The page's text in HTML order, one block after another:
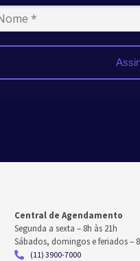
Central de Agendamento
Segunda a sexta – 8h às 21h
Sábados, domingos e feriados–
(11) 3900-7000